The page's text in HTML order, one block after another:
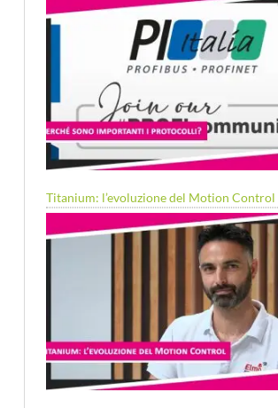
Titanium: l’evoluzione del Motion Control